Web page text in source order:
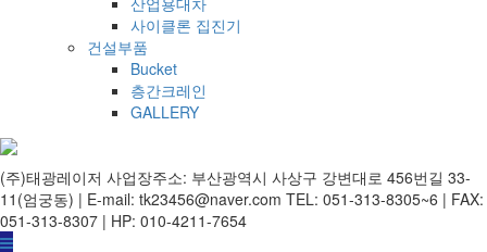
사이클론 집진기
건설부품
Bucket
층간크레인
GALLERY
(주)태광레이저 사업장주소: 부산광역시 사상구 강변대로 456번길 33-
11(엄궁동) | E-mail: tk23456@naver.com TEL: 051-313-8305~6 | FAX:
051-313-8307 | HP: 010-4211-7654